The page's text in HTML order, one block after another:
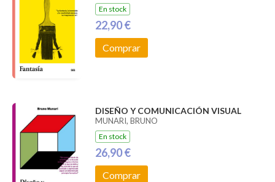
En stock
22,90 €
Comprar
DISEÑO Y COMUNICACIÓN VISUAL
MUNARI, BRUNO
En stock
26,90 €
Comprar